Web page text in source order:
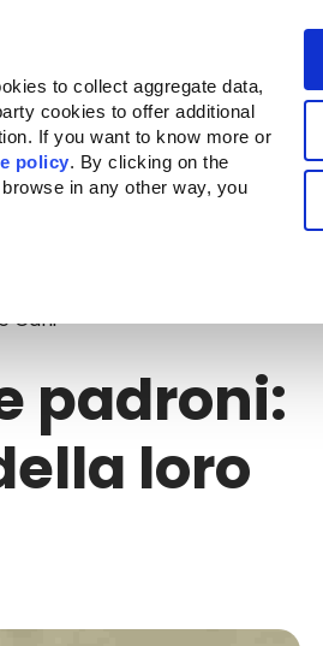
to collect aggregate data,
cookies to offer additional
If you want to know more or
policy. By clicking on the
in any other way, you
Chi siamo Dove acquistare
Cani
padroni:
loro